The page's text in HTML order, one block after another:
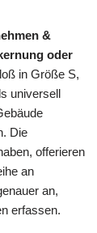
&
oder
in Größe S,
universell
Die
offerieren
an
an,
erfassen.